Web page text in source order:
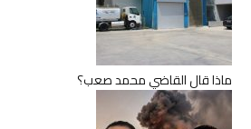
ماذا قال القاضي محمد صعب؟